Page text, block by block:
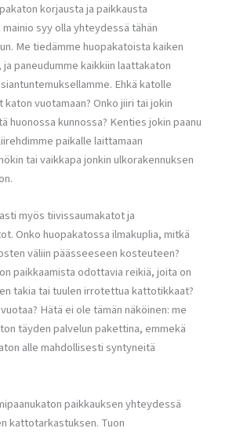
korjausta ja paikkausta
syy olla yhteydessä tähän
Me tiedämme huopakatoista kaiken
paneudumme kaikkiin laattakaton
Ehkä katolle
katon vuotamaan? Onko jiiri tai jokin
huonossa kunnossa? Kenties jokin paanu
paikalle laittamaan
tai vaikkapa jonkin ulkorakennuksen
myös tiivissaumakatot ja
Onko huopakatossa ilmakuplia, mitkä
väliin päässeeseen kosteuteen?
paikkaamista odottavia reikiä, joita on
takia tai tuulen irrotettua kattotikkaat?
Hätä ei ole tämän näköinen: me
täyden palvelun pakettina, emmekä
alle mahdollisesti syntyneitä
paikkauksen yhteydessä
kattotarkastuksen. Tuon